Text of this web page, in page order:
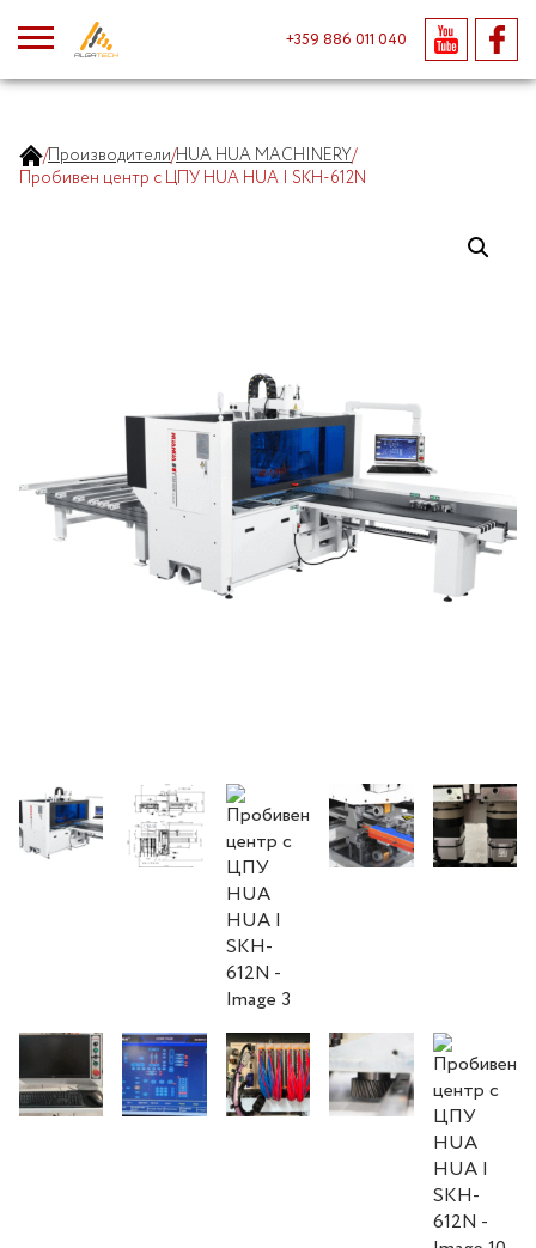
+359 886 011 040
/Производители/HUA HUA MACHINERY/
Пробивен центр с ЦПУ HUA HUA | SKH-612N